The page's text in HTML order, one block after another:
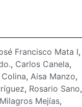
Francisco Mata I,
, Carlos Canela,
, Aisa Manzo,
, Rosario Sano,
Milagros Mejías,